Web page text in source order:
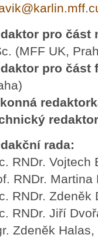
pro část
(MFF UK,
pro část
rada:
RNDr. Vojtech
RNDr. Martina
RNDr. Zdeněk
RNDr. Jiří
Zdeněk